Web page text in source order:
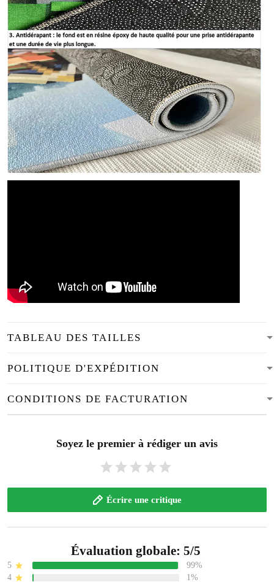
TABLEAU DES TAILLES
POLITIQUE D'EXPÉDITION
CONDITIONS DE FACTURATION
Soyez le premier à rédiger un avis
Écrire une critique
Évaluation globale: 5/5
5
99%
4
1%